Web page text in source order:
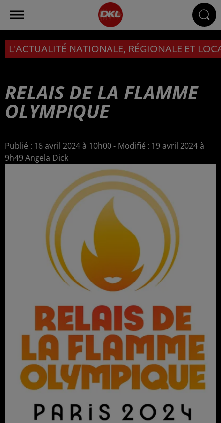
L'ACTUALITÉ NATIONALE, RÉGIONALE ET
RELAIS DE LA FLAMME
OLYMPIQUE
Publié : 16 avril 2024 à 10h00 - Modifié : 19 avril 2024 à
9h49 Angela Dick